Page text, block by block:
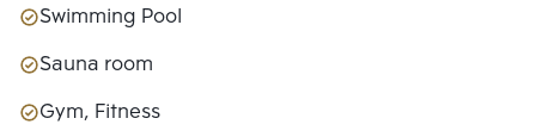
Swimming Pool
Sauna room
Gym, Fitness